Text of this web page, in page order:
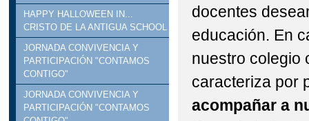
HAPPY HALLOWEEN IN...
CRISTO DE LA ANTIGUA SCHOOL
JORNADA CONVIVENCIA Y
PARTICIPACIÓN "CONTAMOS
CONTIGO"
JORNADA CONVIVENCIA Y
PARTICIPACIÓN "CONTAMOS
docentes
educación. En
nuestro colegio
caracteriza por
acompañar a